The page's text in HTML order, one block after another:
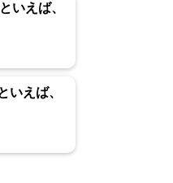
いえば、
えば、